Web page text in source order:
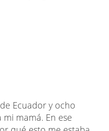
Ecuador y ocho
mamá. En ese